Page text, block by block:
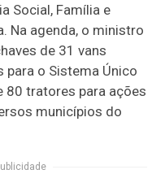
Social, Família e
Na agenda, o ministro
de 31 vans
para o Sistema Único
80 tratores para ações
municípios do